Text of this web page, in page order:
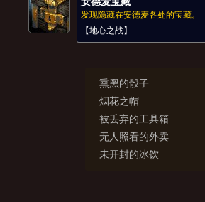
发现隐藏在安德麦各处的宝藏。
【地心之战】
熏黑的骰子
烟花之帽
被丢弃的工具箱
无人照看的外卖
未开封的冰饮